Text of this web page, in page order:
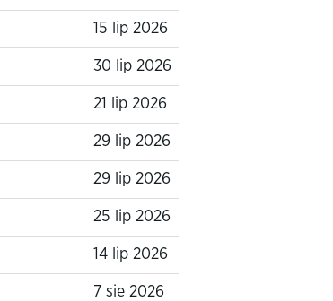
15 lip 2026
30 lip 2026
21 lip 2026
29 lip 2026
29 lip 2026
25 lip 2026
14 lip 2026
7 sie 2026